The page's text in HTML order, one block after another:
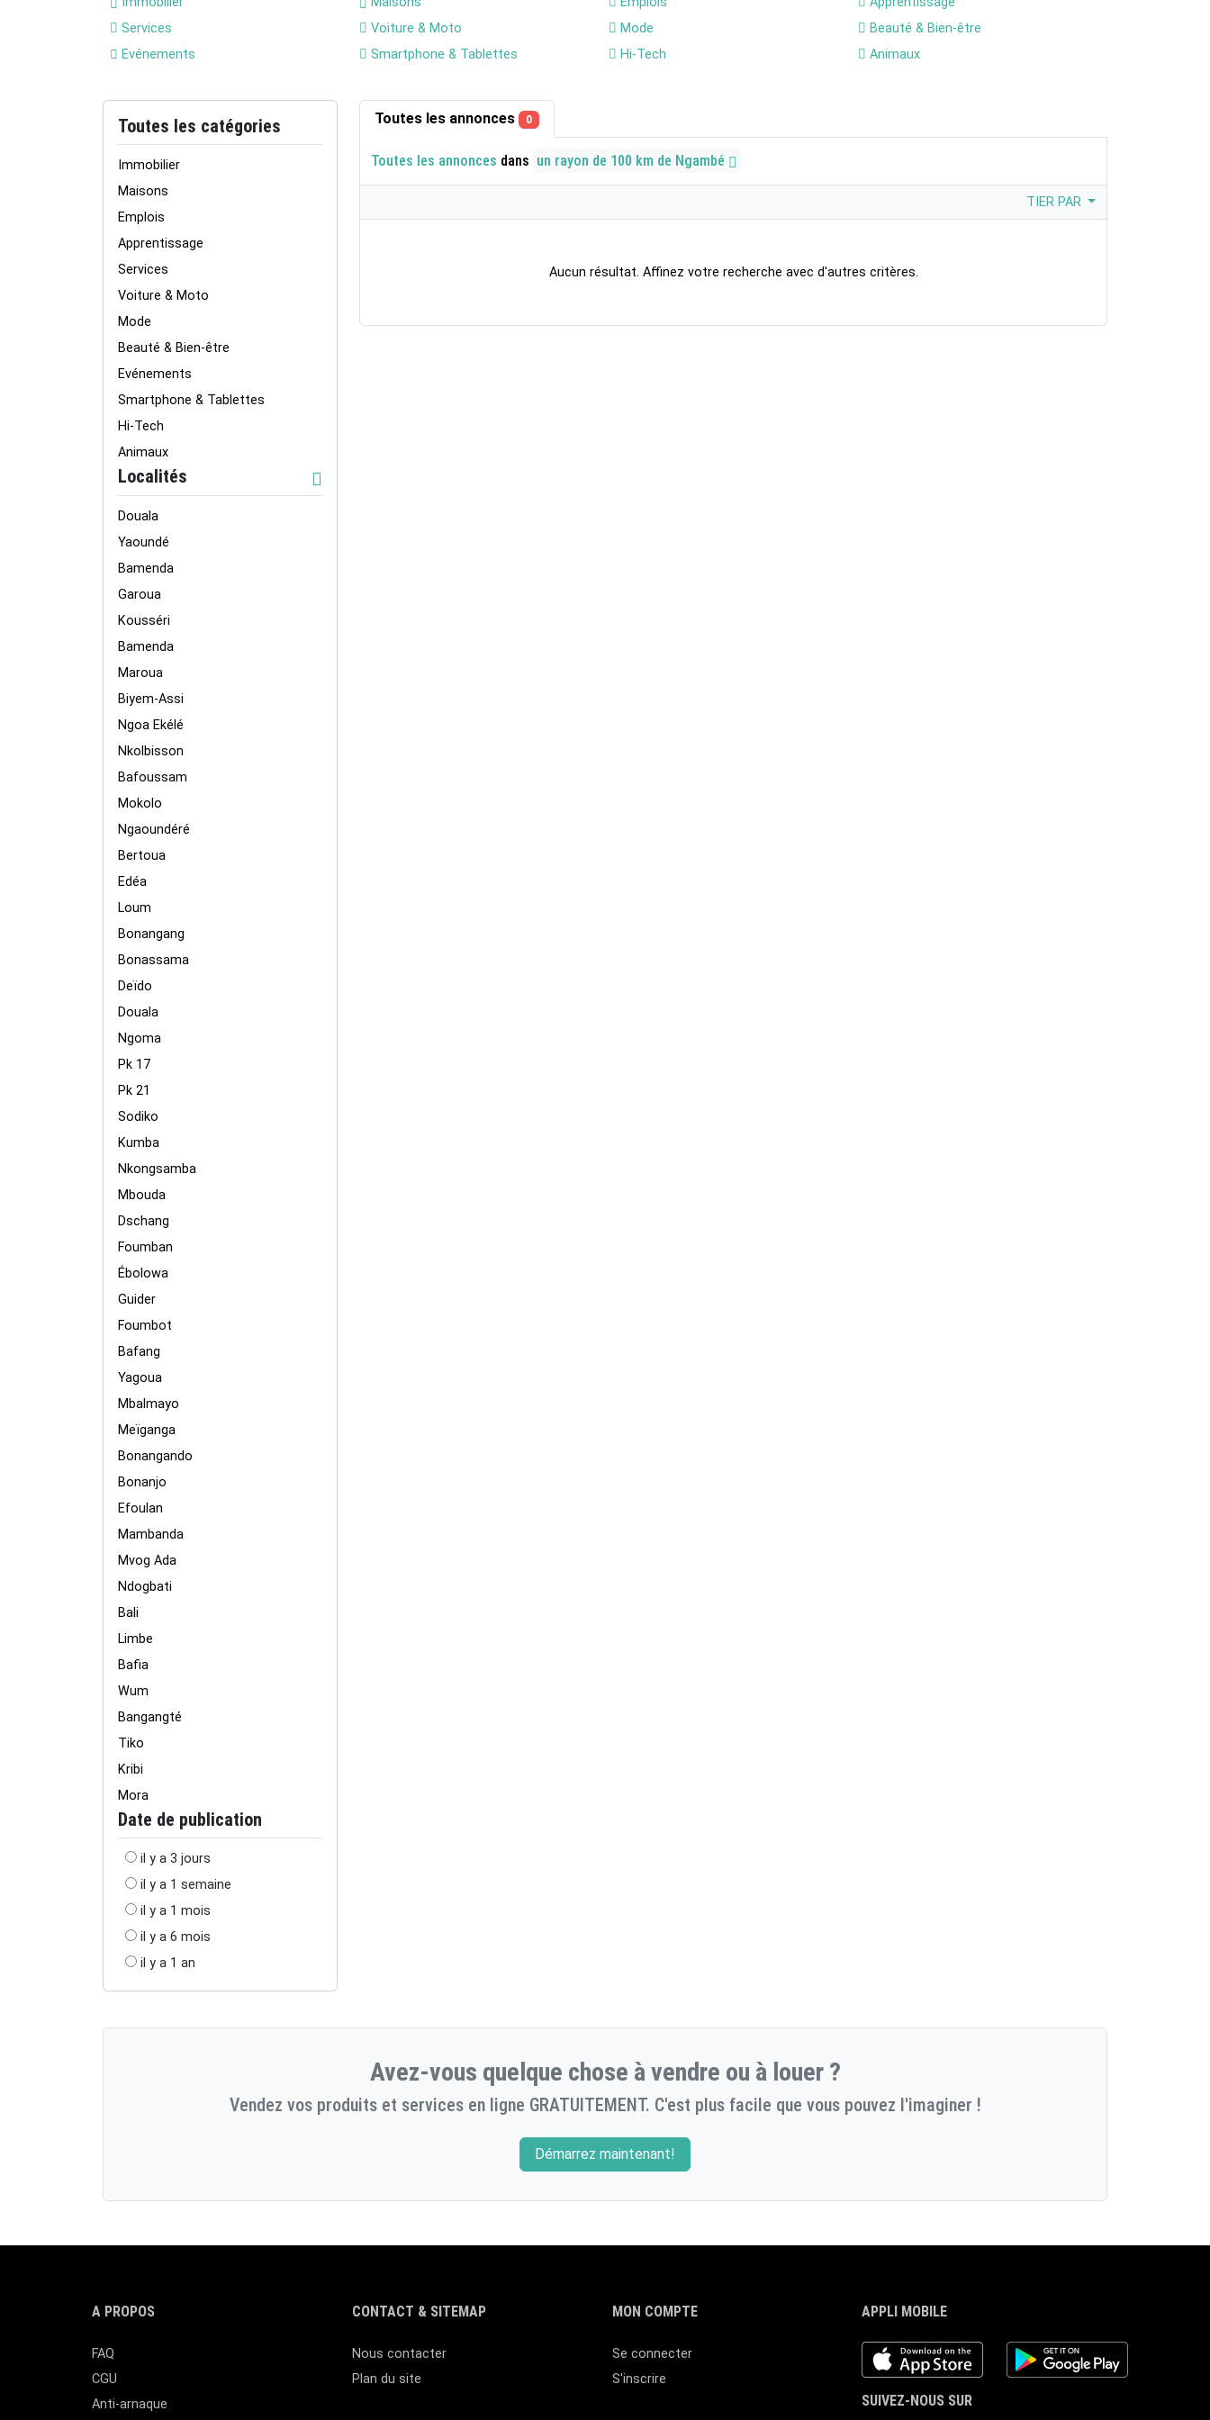
Services
Voiture & Moto Mode
Beauté & Bien-être
Evénements
Smartphone & Tablettes Hi-Tech Animaux
Toutes les catégories
Immobilier
Maisons
Emplois
Apprentissage
Services
Voiture & Moto
Mode
Beauté & Bien-être
Evénements
Smartphone & Tablettes
Hi-Tech
Animaux
Localités
Douala
Yaoundé
Bamenda
Garoua
Kousséri
Bamenda
Maroua
Biyem-Assi
Ngoa Ekélé
Nkolbisson
Bafoussam
Mokolo
Ngaoundéré
Bertoua
Edéa
Loum
Bonangang
Bonassama
Deïdo
Douala
Ngoma
Pk 17
Pk 21
Sodiko
Kumba
Nkongsamba
Mbouda
Dschang
Foumban
Ébolowa
Guider
Foumbot
Bafang
Yagoua
Mbalmayo
Meïganga
Bonangando
Bonanjo
Efoulan
Mambanda
Mvog Ada
Ndogbati
Bali
Limbe
Bafia
Wum
Bangangté
Tiko
Kribi
Mora
Date de publication
il y a 3 jours
il y a 1 semaine
il y a 1 mois
il y a 6 mois
il y a 1 an
Toutes les annonces 0
Toutes les annonces dans un rayon de 100 km de Ngambé
TIER PAR
Aucun résultat. Affinez votre recherche avec d'autres critères.
Avez-vous quelque chose à vendre ou à louer ?
Vendez vos produits et services en ligne GRATUITEMENT. C'est plus facile que vous pouvez l'imaginer !
Démarrez maintenant!
A PROPOS
FAQ
CGU
Anti-arnaque
CONTACT & SITEMAP
Nous contacter
Plan du site
MON COMPTE
Se connecter
S'inscrire
APPLI MOBILE
iOS app Android App
SUIVEZ-NOUS SUR